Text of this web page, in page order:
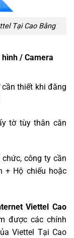
Tại Cao Bằng
/ Camera
thiết khi đăng
tờ tùy thân căn
công ty cần
+ Hộ chiếu hoặc
Viettel Cao
được các chính
Viettel Tại Cao